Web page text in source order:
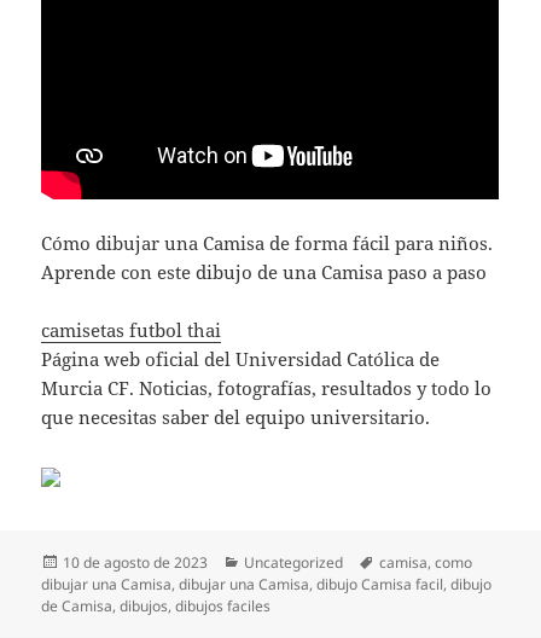
Cómo dibujar una Camisa de forma fácil para niños.
Aprende con este dibujo de una Camisa paso a paso
camisetas futbol thai
Página web oficial del Universidad Católica de
Murcia CF. Noticias, fotografías, resultados y todo lo
que necesitas saber del equipo universitario.
Publicado
el
10 de agosto de 2023 Categorías
Uncategorized Etiquetas
camisa,como
dibujar una Camisa,dibujar una Camisa,dibujo Camisa facil,dibujo
de Camisa,dibujos,dibujos faciles